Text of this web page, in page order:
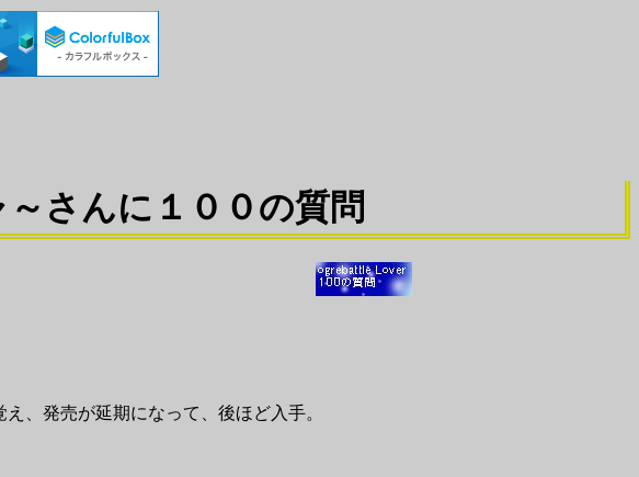
さんに１００の質問
、発売が延期になって、後ほど入手。